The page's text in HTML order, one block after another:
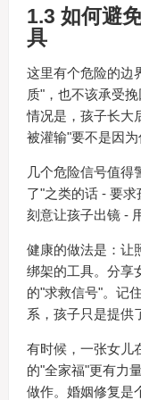
1.3 如何避
具
这里有个危险的边
质"，也不该承受
情况是，孩子长大
被灌输"要不是因为
几个危险信号值得
了"之类的话 - 要
刻意让孩子出镜 -
健康的做法是：让
绑架的工具。分享
的"求救信号"。记
系，孩子只是提供
有时候，一张女儿
的"全家福"更有力
做作。婚姻修复是